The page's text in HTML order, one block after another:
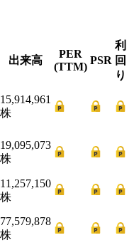
出来高
PER
(TTM)
PSR
利
回
り
15,914,961
株
19,095,073
株
11,257,150
株
77,579,878
株